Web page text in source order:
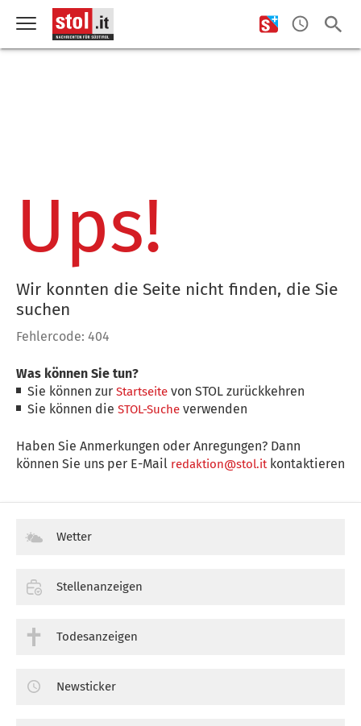
Ups!
Wir konnten die Seite nicht finden, die Sie
suchen
Fehlercode: 404
Was können Sie tun?
Sie können zurStartseite von STOL zurückkehren
Sie können dieSTOL-Suche verwenden
Haben Sie Anmerkungen oder Anregungen? Dann
können Sie uns per E-Mail redaktion@stol.itkontaktieren
Wetter
Stellenanzeigen
Todesanzeigen
Newsticker